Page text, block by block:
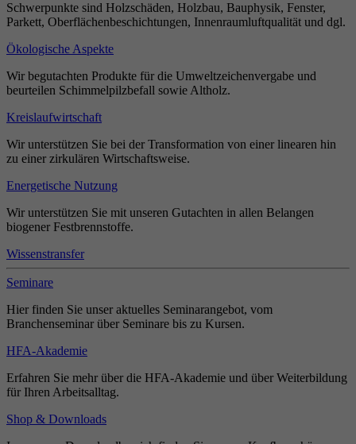
Schwerpunkte sind Holzschäden, Holzbau, Bauphysik, Fenster,
Parkett, Oberflächenbeschichtungen, Innenraumluftqualität und dgl.
Ökologische Aspekte
Wir begutachten Produkte für die Umweltzeichenvergabe und
beurteilen Schimmelpilzbefall sowie Altholz.
Kreislaufwirtschaft
Wir unterstützen Sie bei der Transformation von einer linearen hin
zu einer zirkulären Wirtschaftsweise.
Energetische Nutzung
Wir unterstützen Sie mit unseren Gutachten in allen Belangen
biogener Festbrennstoffe.
Wissenstransfer
Seminare
Hier finden Sie unser aktuelles Seminarangebot, vom
Branchenseminar über Seminare bis zu Kursen.
HFA-Akademie
Erfahren Sie mehr über die HFA-Akademie und über Weiterbildung
für Ihren Arbeitsalltag.
Shop & Downloads